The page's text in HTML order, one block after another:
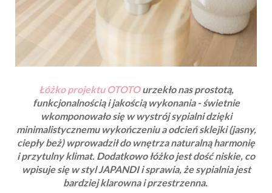
Łóżko projektu OTOTOurzekło nas prostotą,
funkcjonalnością i jakością wykonania - świetnie
wkomponowało się w wystrój sypialni dzięki
minimalistycznemu wykończeniu a odcień sklejki (jasny,
ciepły beż) wprowadził do wnętrza naturalną harmonię
i przytulny klimat. Dodatkowo łóżko jest dość niskie, co
wpisuje się w styl JAPANDI i sprawia, że sypialnia jest
bardziej klarowna i przestrzenna.